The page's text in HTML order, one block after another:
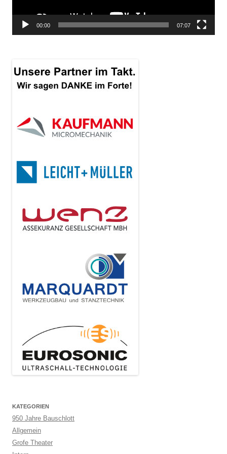
00:00 07:07
KATEGORIEN
950 Jahre Bauschlott
Allgemein
Grofe Theater